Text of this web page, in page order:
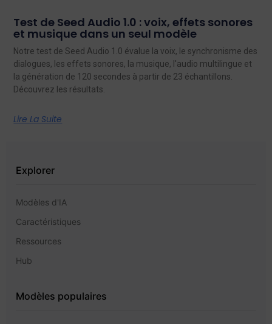
Test de Seed Audio 1.0 : voix, effets sonores
et musique dans un seul modèle
Notre test de Seed Audio 1.0 évalue la voix, le synchronisme des
dialogues, les effets sonores, la musique, l'audio multilingue et
la génération de 120 secondes à partir de 23 échantillons.
Découvrez les résultats.
Lire La Suite
Explorer
Modèles d'IA
Caractéristiques
Ressources
Hub
Modèles populaires